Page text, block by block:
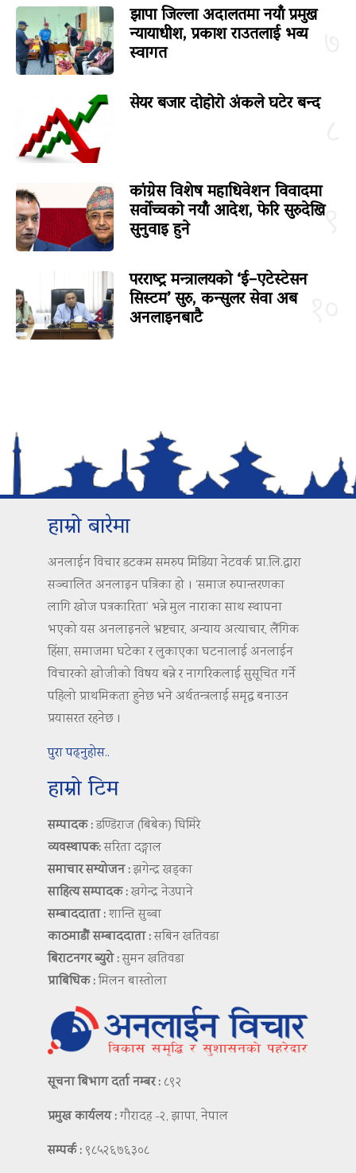
झापा जिल्ला अदालतमा नयाँ प्रमुख
न्यायाधीश, प्रकाश राउतलाई भव्य
स्वागत
सेयर बजार दोहोरो अंकले घटेर बन्द
९
कांग्रेस विशेष महाधिवेशन विवादमा
सर्वोच्चको नयाँ आदेश, फेरि सुरुदेखि
सुनुवाइ हुने
परराष्ट्र मन्त्रालयको ‘ई–एटेस्टेसन
सिस्टम’ सुरु, कन्सुलर सेवा अब
अनलाइनबाटै
हाम्रो बारेमा
अनलाईन विचार डटकम समरुप मिडिया नेटवर्क प्रा.लि.द्वारा
सञ्चालित अनलाइन पत्रिका हो । ‘समाज रुपान्तरणका
लागि खोज पत्रकारिता’ भन्ने मुल नाराका साथ स्थापना
भएको यस अनलाइनले भ्रष्टचार, अन्याय अत्याचार, लैंगिक
हिंसा, समाजमा घटेका र लुकाएका घटनालाई अनलाईन
विचारको खोजीको विषय बन्ने र नागरिकलाई सुसूचित गर्ने
पहिलो प्राथमिकता हुनेछ भने अर्थतन्त्रलाई समृद्ध बनाउन
प्रयासरत रहनेछ ।
पुरा पढ्नुहोस..
हाम्रो टिम
सम्पादक :डण्डिराज (बिबेक) घिमिरे
व्यवस्थापक:सरिता दङ्गाल
समाचार सम्योजन :झगेन्द्र खड्का
साहित्य सम्पादक :खगेन्द्र नेउपाने
सम्बाददाता :शान्ति सुब्बा
काठमाडौं सम्बाददाता :सबिन खतिवडा
बिराटनगर ब्युरो :सुमन खतिवडा
प्राबिधिक :मिलन बास्तोला
सूचना बिभाग दर्ता नम्बर : ८९२
प्रमुख कार्यलय :गौरादह -२, झापा, नेपाल
सम्पर्क : ९८५२६७६३०८